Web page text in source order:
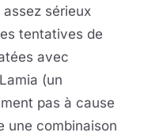
sérieux
tentatives de
avec
(un
pas à cause
une combinaison